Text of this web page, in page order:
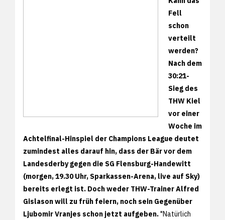
Fell
schon
verteilt
werden?
Nach dem
30:21-
Sieg des
THW Kiel
vor einer
Woche im
Achtelfinal-Hinspiel der Champions League deutet
zumindest alles darauf hin, dass der Bär vor dem
Landesderby gegen die SG Flensburg-Handewitt
(morgen, 19.30 Uhr, Sparkassen-Arena, live auf Sky)
bereits erlegt ist. Doch weder THW-Trainer Alfred
Gislason will zu früh feiern, noch sein Gegenüber
Ljubomir Vranjes schon jetzt aufgeben."Natürlich